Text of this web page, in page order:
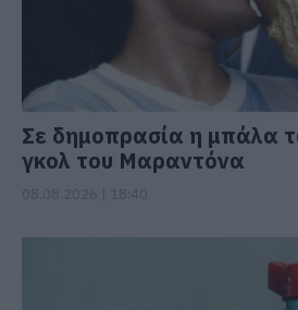
Σε δημοπρασία η μπάλα
γκολ του Μαραντόνα